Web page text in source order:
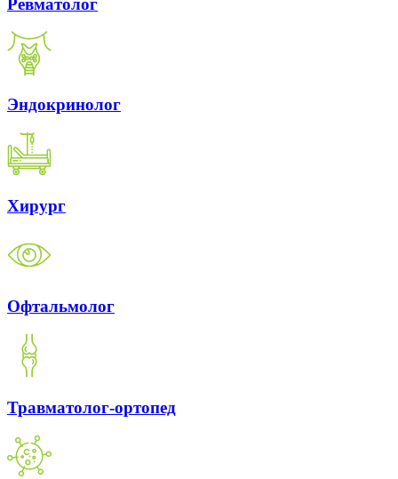
Ревматолог
Эндокринолог
Хирург
Офтальмолог
Травматолог-ортопед